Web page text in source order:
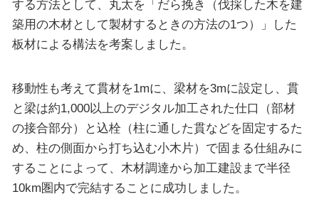
する方法として、丸太を「だら挽き（伐採した木を建
築用の木材として製材するときの方法の1つ）」した
板材による構法を考案しました。
移動性も考えて貫材を1mに、梁材を3mに設定し、貫
と梁は約1,000以上のデジタル加工された仕口（部材
の接合部分）と込栓（柱に通した貫などを固定するた
め、柱の側面から打ち込む小木片）で固まる仕組みに
することによって、木材調達から加工建設まで半径
10km圏内で完結することに成功しました。